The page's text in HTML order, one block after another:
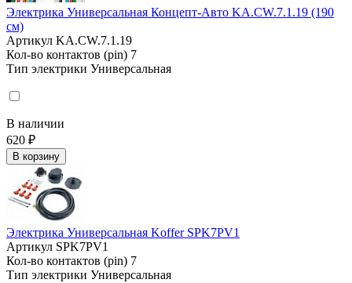
Электрика Универсальная Концепт-Авто KA.CW.7.1.19 (190
см)
Артикул KA.CW.7.1.19
Кол-во контактов (pin) 7
Тип электрики Универсальная
В наличии
620 ₽
В корзину
Электрика Универсальная Koffer SPK7PV1
Артикул SPK7PV1
Кол-во контактов (pin) 7
Тип электрики Универсальная